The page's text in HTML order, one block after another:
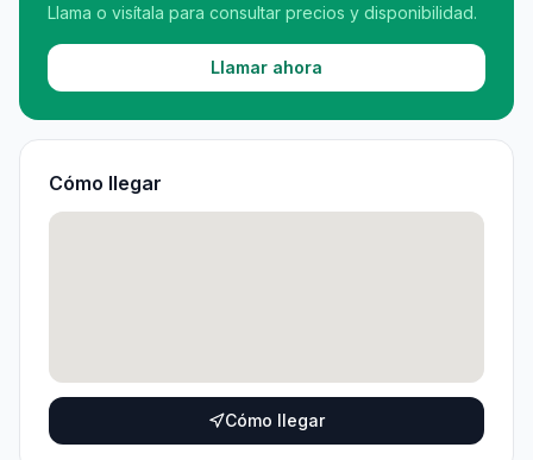
Llama o visítala para consultar precios y disponibilidad.
Llamar ahora
Cómo llegar
Cómo llegar